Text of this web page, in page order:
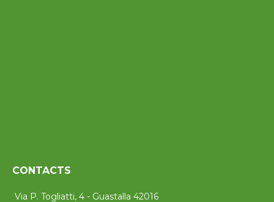
CONTACTS
Via P. Togliatti, 4 - Guastalla 42016